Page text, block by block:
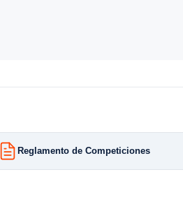
Reglamento de Competiciones